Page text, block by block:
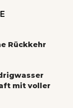
Rückkehr
mit voller